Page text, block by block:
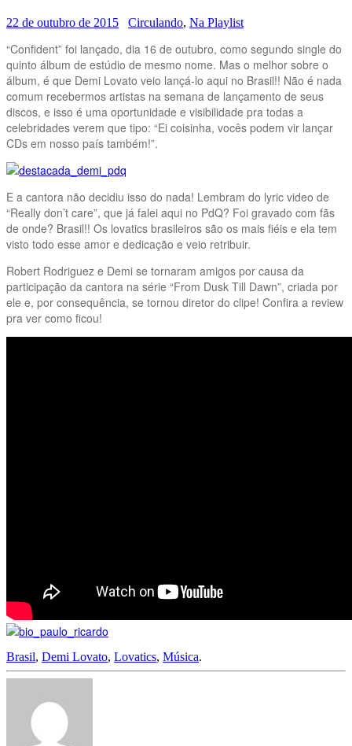
22 de outubro de 2015 Circulando, Na Playlist
“Confident” foi lançado, dia 16 de outubro, como segundo single do
quinto álbum de estúdio de mesmo nome. Mas o melhor sobre o
álbum, é que Demi Lovato veio lançá-lo aqui no Brasil!! Não é nada
comum recebermos artistas na semana de lançamento de seus
discos, e isso é uma oportunidade e visibilidade pra todas a
celebridades verem que tipo: “Ei coisinha, vocês podem vir lançar
CDs em nosso país também!”.
E a cantora não decidiu isso do nada! Lembram do lyric video de
“Really don’t care”, que já falei aqui no PdQ? Foi gravado com fãs
de onde? Brasil!! Os lovatics brasileiros são os mais fiéis e ela tem
visto todo esse amor e dedicação e veio retribuir.
Robert Rodriguez e Demi se tornaram amigos por causa da
participação da cantora na série “From Dusk Till Dawn”, criada por
ele e, por consequência, se tornou diretor do clipe! Confira a review
pra ver como ficou!
Brasil, Demi Lovato, Lovatics, Música.